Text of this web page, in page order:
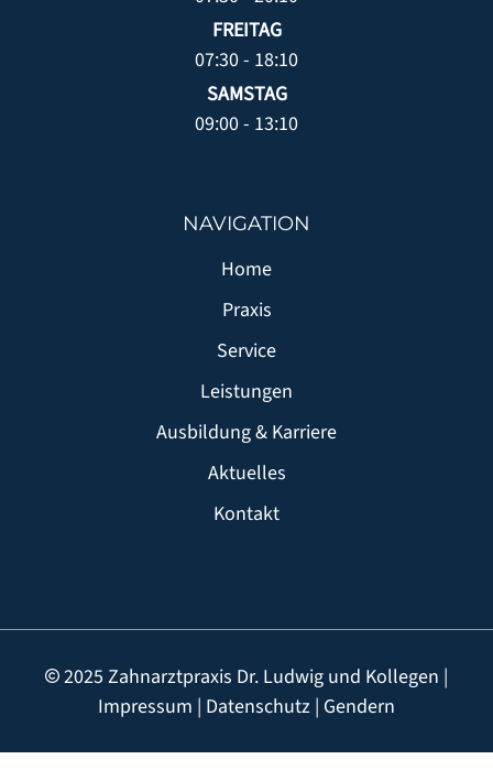
FREITAG
07:30 - 18:10
SAMSTAG
09:00 - 13:10
NAVIGATION
Home
Praxis
Service
Leistungen
Ausbildung & Karriere
Aktuelles
Kontakt
2025 Zahnarztpraxis Dr. Ludwig und Kollegen |
Impressum | Datenschutz | Gendern